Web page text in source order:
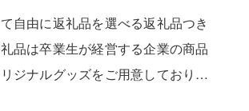
自由に返礼品を選べる返礼品つき
品は卒業生が経営する企業の商品
ジナルグッズをご用意しておりま